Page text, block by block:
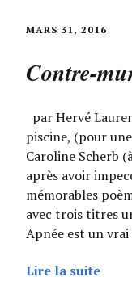
MARS 31, 2016
Contre-
par Hervé
piscine, (pour
Caroline Scherb
après avoir
mémorables
avec trois titres
Apnée est un
Lire la suite